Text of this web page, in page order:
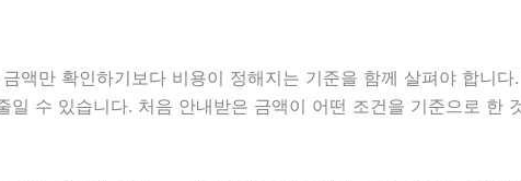
액만 확인하기보다 비용이 정해지는 기준을 함께 살펴야 합니
수 있습니다. 처음 안내받은 금액이 어떤 조건을 기준으로 한